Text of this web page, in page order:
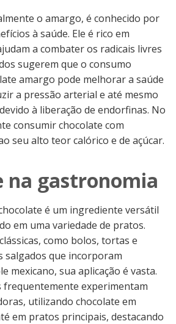
o amargo, é conhecido por
à saúde. Ele é rico em
a combater os radicais livres
sugerem que o consumo
amargo pode melhorar a saúde
a pressão arterial e até mesmo
à liberação de endorfinas. No
consumir chocolate com
seu alto teor calórico e de açúcar.
na gastronomia
é um ingrediente versátil
em uma variedade de pratos.
como bolos, tortas e
salgados que incorporam
mexicano, sua aplicação é vasta.
frequentemente experimentam
utilizando chocolate em
em pratos principais, destacando